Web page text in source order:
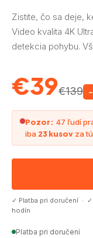
Zistite, čo sa deje,
Video kvalita 4K
detekcia pohybu.
€39€139
Pozor: 47 ľudí
iba 23 kusov za
✓ Platba pri doručení ·
hodín
Platba pri doručení